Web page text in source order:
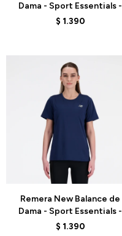
Dama - Sport Essentials -
WT41222COJ - ELD
$ 1.390
Remera New Balance de
Dama - Sport Essentials -
WT41222NNY - BLUE
$ 1.390
Talle